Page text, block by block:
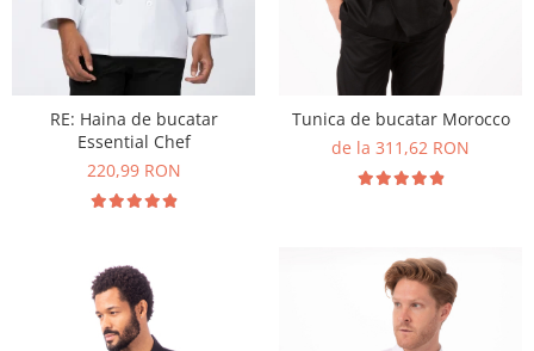
RE: Haina de bucatar
Essential Chef
220,99 RON
Tunica de bucatar Morocco
de la 311,62 RON